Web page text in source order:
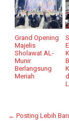
Grand Opening
Majelis
Sholawat AL-
Munir
Berlangsung
Meriah
← Posting Lebih